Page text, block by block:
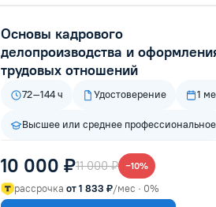
Основы кадрового
делопроизводства и
трудовых отношений
72–144 ч Удостоверение 1
Высшее или среднее профессиональное
10 000 ₽11 000 ₽ −10%
рассрочка от 1 833 ₽/мес · 0%